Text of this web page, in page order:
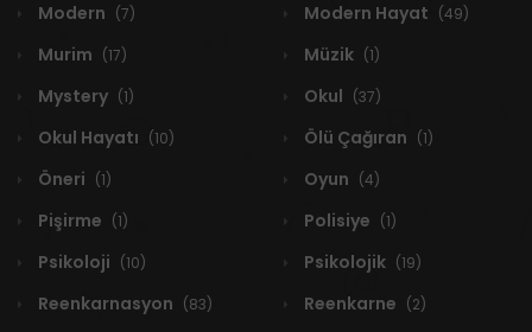
Modern (7) Modern Hayat (49)
Murim (17) Müzik (1)
Mystery (1) Okul (37)
Okul Hayatı (10) Ölü Çağıran (1)
Öneri (1) Oyun (4)
Pişirme (1) Polisiye (1)
Psikoloji (10) Psikolojik (19)
Reenkarnasyon (83) Reenkarne (2)